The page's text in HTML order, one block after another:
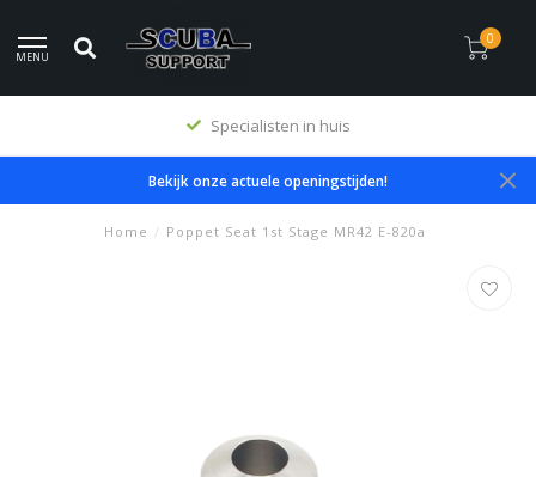
MENU
0
Specialisten in huis
Bekijk onze actuele openingstijden!
Home / Poppet Seat 1st Stage MR42 E-820a